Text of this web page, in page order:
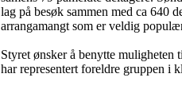
lag på besøk sammen med ca 640
arrangamangt som er veldig
Styret ønsker å benytte
har representert foreldre gruppen i